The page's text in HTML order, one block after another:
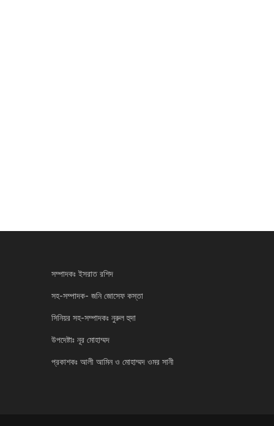
সম্পাদকঃ ইসরাত রশিদ
সহ-সম্পাদক- জনি জোসেফ কস্তা
সিনিয়র সহ-সম্পাদকঃ নুরুল হুদা
উপদেষ্টাঃ নূর মোহাম্মদ
প্রকাশকঃ আলী আমিন ও মোহাম্মদ ওমর সানী